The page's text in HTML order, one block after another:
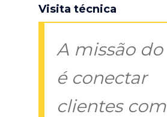
Visita técnica
A missão
é conectar
clientes com